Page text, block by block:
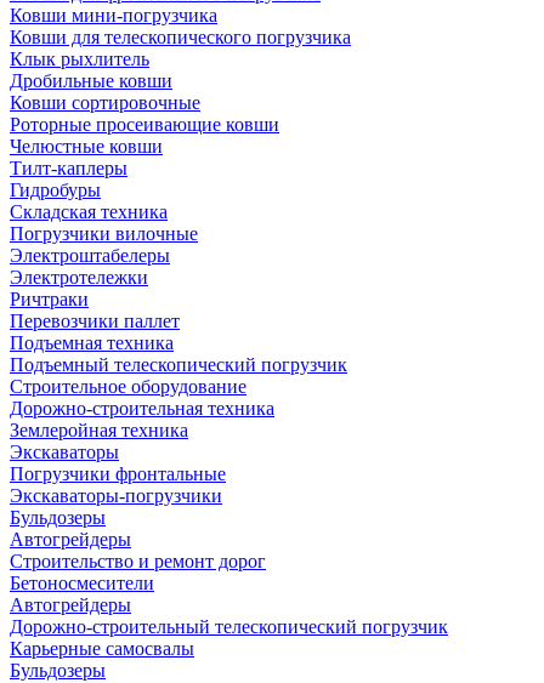
Ковши мини-погрузчика
Ковши для телескопического погрузчика
Клык рыхлитель
Дробильные ковши
Ковши сортировочные
Роторные просеивающие ковши
Челюстные ковши
Тилт-каплеры
Гидробуры
Складская техника
Погрузчики вилочные
Электроштабелеры
Электротележки
Ричтраки
Перевозчики паллет
Подъемная техника
Подъемный телескопический погрузчик
Строительное оборудование
Дорожно-строительная техника
Землеройная техника
Экскаваторы
Погрузчики фронтальные
Экскаваторы-погрузчики
Бульдозеры
Автогрейдеры
Строительство и ремонт дорог
Бетоносмесители
Автогрейдеры
Дорожно-строительный телескопический погрузчик
Карьерные самосвалы
Бульдозеры